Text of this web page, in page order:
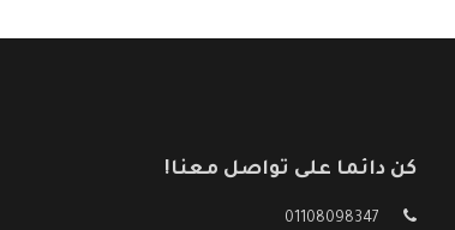
كن دائما على تواصل معنا!
01108098347